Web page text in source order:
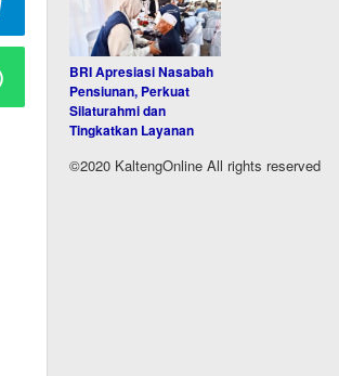
BRI Apresiasi Nasabah
Pensiunan, Perkuat
Silaturahmi dan
Tingkatkan Layanan
©2020 KaltengOnline All rights reserved